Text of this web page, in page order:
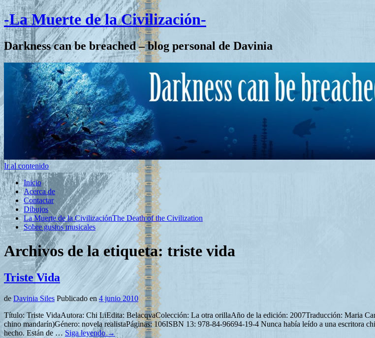
-La Muerte de la Civilización-
Darkness can be breached – blog personal de Davinia
Ir al contenido
Inicio
Acerca de
Contactar
Dibujos
La Muerte de la CivilizaciónThe Death of the Civilization
Sobre gustos musicales
Archivos de la etiqueta: triste vida
Triste Vida
de Davinia Siles Publicado en 4 junio 2010
Título: Triste VidaAutora: Chi LiEdita: BelacqvaColección: La otra orillaAño de la edición: 2007Traducción: Maria
chino mandarín)Género: novela realistaPáginas: 106ISBN 13: 978-84-96694-19-4 Nunca había leído a una escritora
hecho. Están de … Siga leyendo→